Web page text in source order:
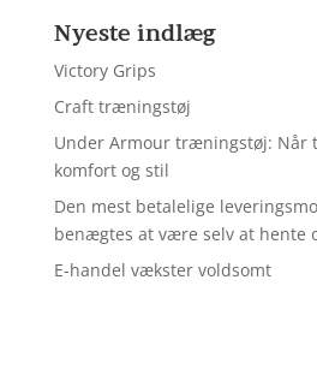
Nyeste indlæg
Victory Grips
Craft træningstøj
Under Armour træningstøj: Når
komfort og stil
Den mest betalelige
benægtes at være selv at hente
E-handel vækster voldsomt